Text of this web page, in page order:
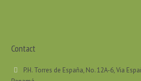
Contact
P.H. Torres de España, No. 12A-6, Via